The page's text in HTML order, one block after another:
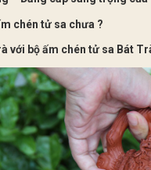
chén tử sa chưa ?
với bộ ấm chén tử sa Bát